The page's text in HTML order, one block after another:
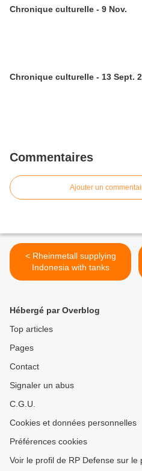
Chronique culturelle - 9 Nov.
Chronique culturelle - 13 Sept.
Commentaires
Ajouter un
< Rheinmetall supplying
Indonesia with tanks
Hébergé par Overblog
Top articles
Pages
Contact
Signaler un abus
C.G.U.
Cookies et données personnelles
Préférences cookies
Voir le profil de RP Defense sur le